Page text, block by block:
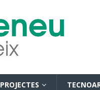
PROJECTES